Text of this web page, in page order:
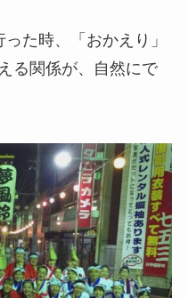
た時、「おかえり」
る関係が、自然にで